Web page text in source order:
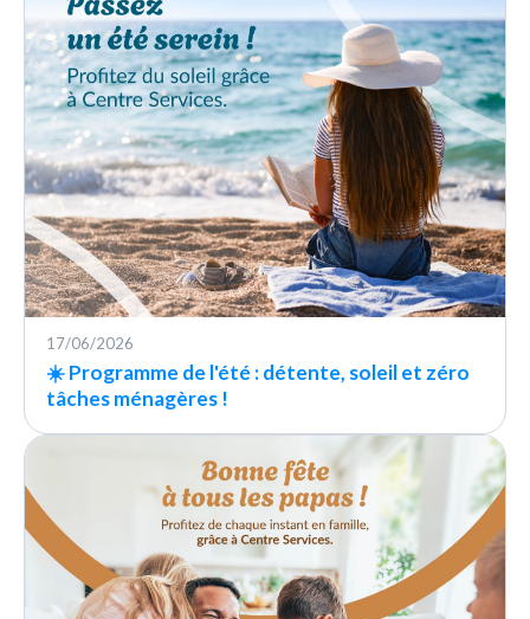
17/06/2026
☀️ Programme de l'été : détente, soleil et zéro
tâches ménagères !